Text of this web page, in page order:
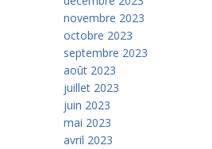
novembre 2023
octobre 2023
septembre 2023
août 2023
juillet 2023
juin 2023
mai 2023
avril 2023